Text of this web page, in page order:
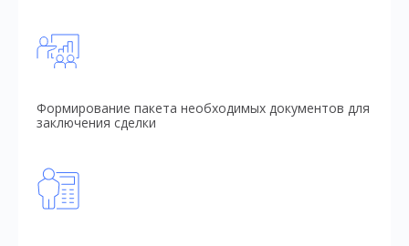
Формирование пакета необходимых документов для
заключения сделки